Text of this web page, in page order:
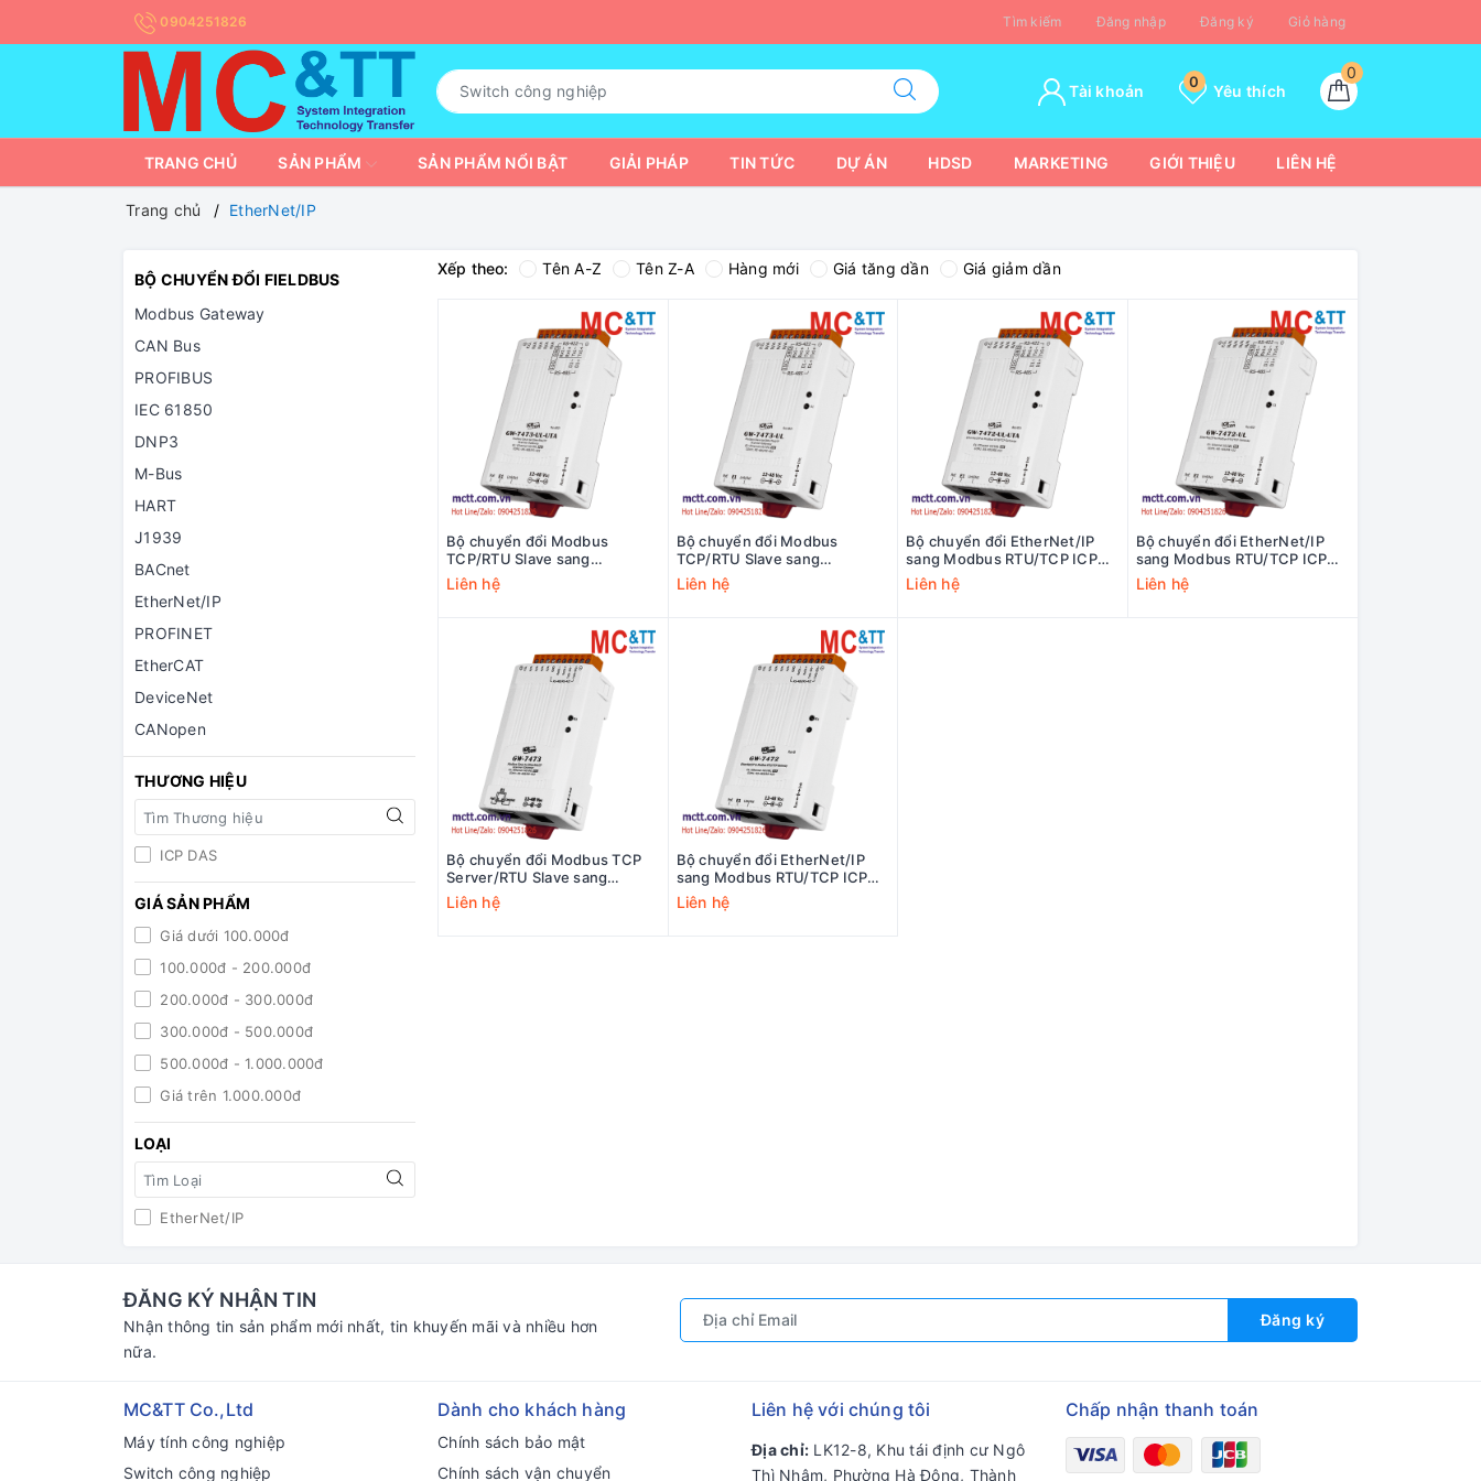
0904251826 Tìm kiếm Đăng nhập Đăng ký Giỏ hàng
0
Yêu thích
0
Tài khoản
TRANG CHỦ SẢN PHẨM SẢN PHẨM NỔI BẬT GIẢI PHÁP TIN TỨC DỰ ÁN HDSD MARKETING GIỚI THIỆU LIÊN HỆ
Trang chủ EtherNet/IP
BỘ CHUYỂN ĐỔI FIELDBUS
Modbus Gateway
CAN Bus
PROFIBUS
IEC 61850
DNP3
M-Bus
HART
J1939
BACnet
EtherNet/IP
PROFINET
EtherCAT
DeviceNet
CANopen
THƯƠNG HIỆU
ICP DAS
GIÁ SẢN PHẨM
Giá dưới 100.000đ
100.000đ - 200.000đ
200.000đ - 300.000đ
300.000đ - 500.000đ
500.000đ - 1.000.000đ
Giá trên 1.000.000đ
LOẠI
EtherNet/IP
Xếp theo: Tên A-Z Tên Z-A Hàng mới Giá tăng dần Giá giảm dần
Bộ chuyển đổi Modbus
TCP/RTU Slave sang
EtherNet/IP Scanner ICP DAS
GW-7473-UL-UTA CR
Liên hệ
Bộ chuyển đổi Modbus
TCP/RTU Slave sang
EtherNet/IP Scanner ICP DAS
GW-7473-UL CR
Liên hệ
Bộ chuyển đổi EtherNet/IP
sang Modbus RTU/TCP ICP
DAS GW-7472-UL-UTA CR
Liên hệ
Bộ chuyển đổi EtherNet/IP
sang Modbus RTU/TCP ICP
DAS GW-7472-UL CR
Liên hệ
Bộ chuyển đổi Modbus TCP
Server/RTU Slave sang
EtherNet/IP Scanner ICP DAS
GW-7473 CR
Liên hệ
Bộ chuyển đổi EtherNet/IP
sang Modbus RTU/TCP ICP
DAS GW-7472 CR
Liên hệ
ĐĂNG KÝ NHẬN TIN
Nhận thông tin sản phẩm mới nhất, tin khuyến mãi và nhiều hơn
nữa.
Đăng ký
MC&TT Co.,Ltd
Máy tính công nghiệp
Switch công nghiệp
Dành cho khách hàng
Chính sách bảo mật
Chính sách vận chuyển
Liên hệ với chúng tôi
Địa chỉ: LK12-8, Khu tái định cư Ngô
Thì Nhậm, Phường Hà Đông, Thành
Chấp nhận thanh toán